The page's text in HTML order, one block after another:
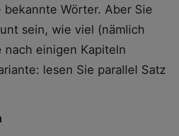
bekannte Wörter. Aber Sie
sein, wie viel (nämlich
nach einigen Kapiteln
lesen Sie parallel Satz